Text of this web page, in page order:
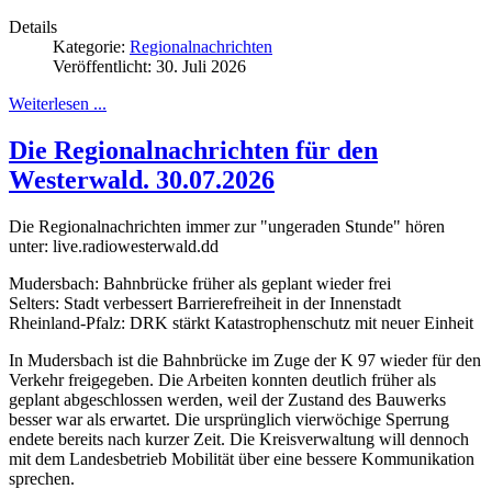
Details
Kategorie: Regionalnachrichten
Veröffentlicht: 30. Juli 2026
Weiterlesen ...
Die Regionalnachrichten für den
Westerwald. 30.07.2026
Die Regionalnachrichten immer zur "ungeraden Stunde" hören
unter: live.radiowesterwald.dd
Mudersbach: Bahnbrücke früher als geplant wieder frei
Selters: Stadt verbessert Barrierefreiheit in der Innenstadt
Rheinland-Pfalz: DRK stärkt Katastrophenschutz mit neuer Einheit
In Mudersbach ist die Bahnbrücke im Zuge der K 97 wieder für den
Verkehr freigegeben. Die Arbeiten konnten deutlich früher als
geplant abgeschlossen werden, weil der Zustand des Bauwerks
besser war als erwartet. Die ursprünglich vierwöchige Sperrung
endete bereits nach kurzer Zeit. Die Kreisverwaltung will dennoch
mit dem Landesbetrieb Mobilität über eine bessere Kommunikation
sprechen.